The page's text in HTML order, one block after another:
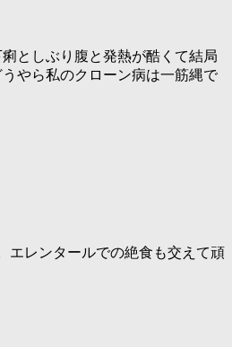
としぶり腹と発熱が酷くて結局
やら私のクローン病は一筋縄で
エレンタールでの絶食も交えて頑